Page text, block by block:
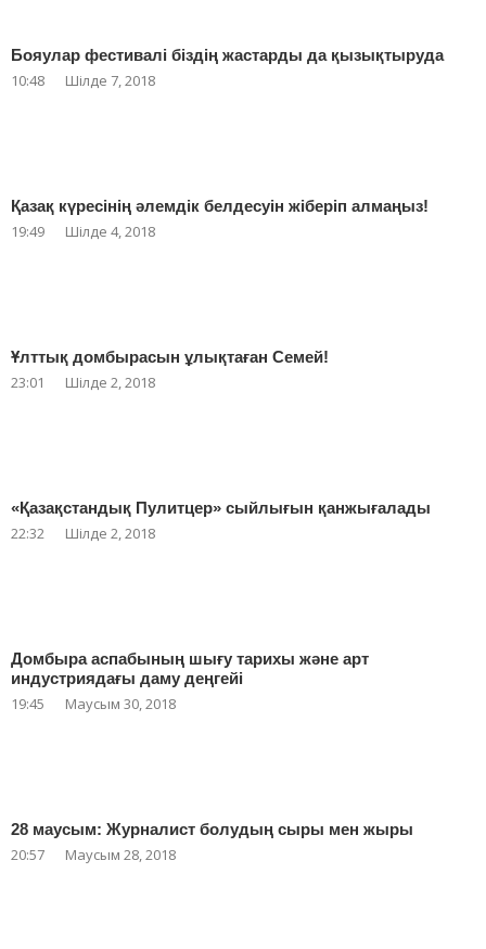
Бояулар фестивалі біздің жастарды да қызықтыруда
10:48 Шілде 7, 2018
Қазақ күресінің әлемдік белдесуін жіберіп алмаңыз!
19:49 Шілде 4, 2018
Ұлттық домбырасын ұлықтаған Семей!
23:01 Шілде 2, 2018
«Қазақстандық Пулитцер» сыйлығын қанжығалады
22:32 Шілде 2, 2018
Домбыра аспабының шығу тарихы және арт
индустриядағы даму деңгейі
19:45 Маусым 30, 2018
28 маусым: Журналист болудың сыры мен жыры
20:57 Маусым 28, 2018